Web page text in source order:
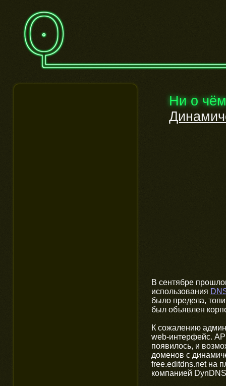
Ни о чём
В сентябре
использования
было предела,
был объявлен
К сожалению
web-интерфейс.
появилось, и
доменов с
free.editdns.net на
компанией